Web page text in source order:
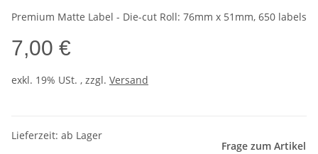
Premium Matte Label - Die-cut Roll: 76mm x 51mm, 650 labels
7,00 €
exkl. 19% USt. , zzgl. Versand
Lieferzeit: ab Lager
Frage zum Artikel